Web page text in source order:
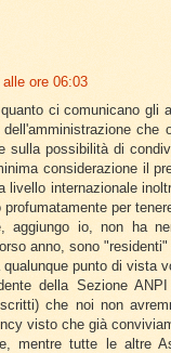
ore 06:03
ci comunicano
che
sulla possibilità di
considerazione il
livello internazionale
per
aggiungo io, non ha
anno, sono
punto di vista
della Sezione
che noi non
visto che già
mentre tutte le altre